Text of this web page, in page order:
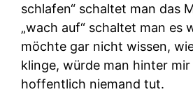
schlafen“ schaltet man das
„wach auf“ schaltet man es
möchte gar nicht wissen,
klinge, würde man hinter mir
hoffentlich niemand tut.